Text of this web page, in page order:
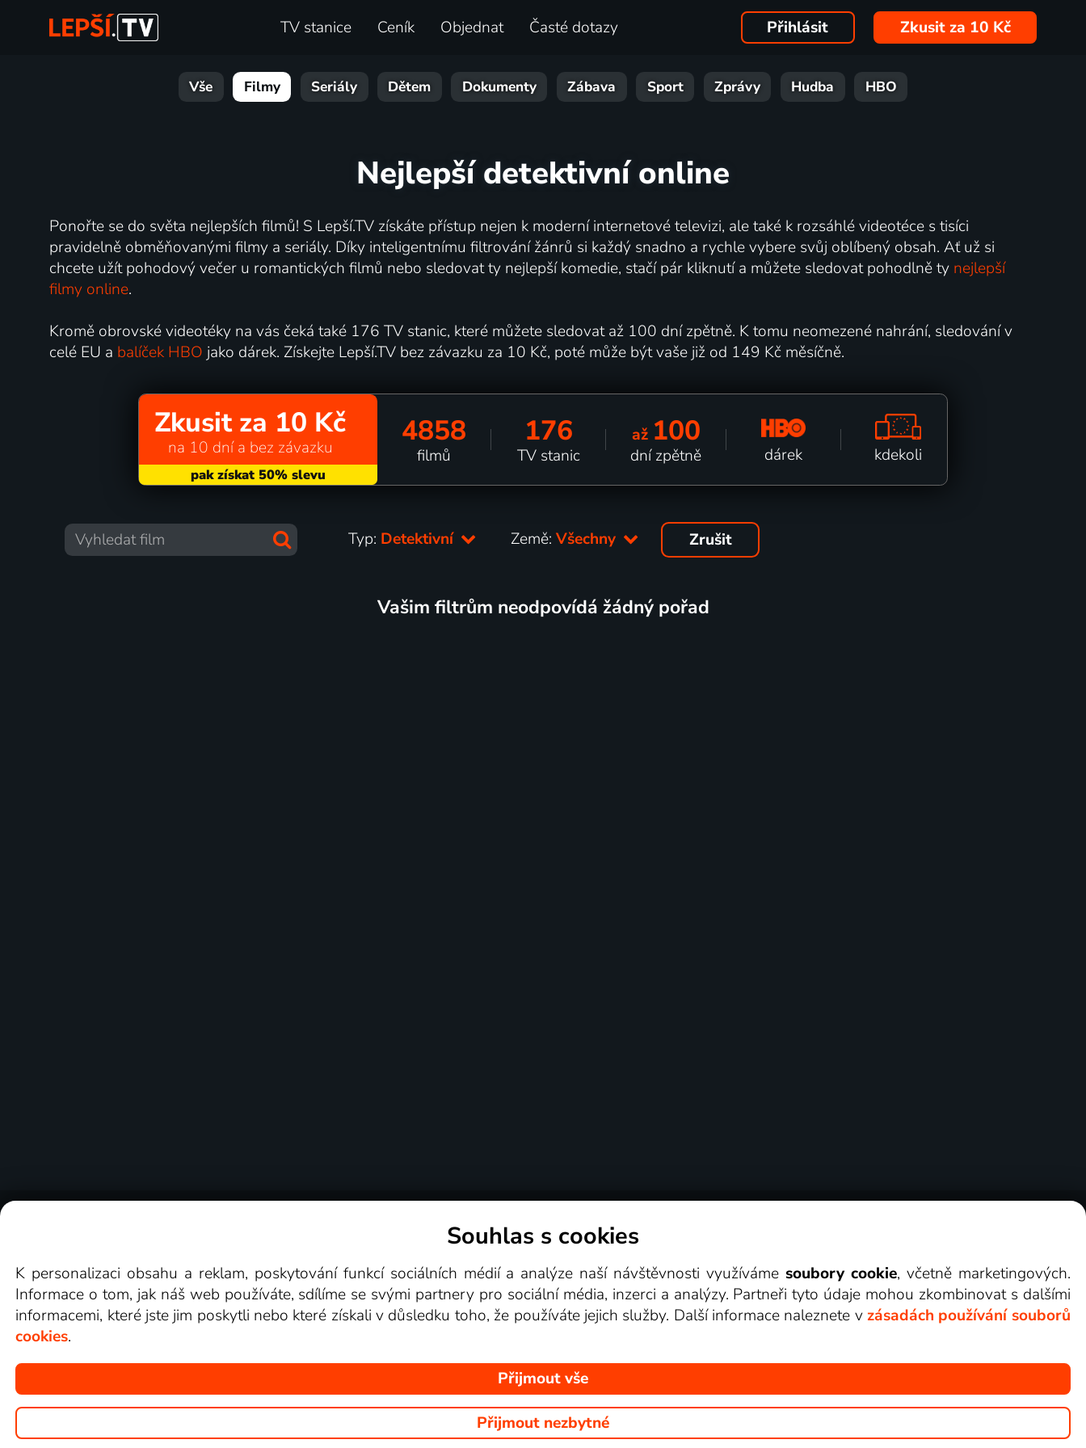
TV stanice Ceník Objednat Časté dotazy Přihlásit Zkusit za 10 Kč
Vše Filmy Seriály Dětem Dokumenty Zábava Sport Zprávy Hudba HBO
Nejlepší detektivní online
Ponořte se do světa nejlepších filmů! S Lepší.TV získáte přístup nejen k moderní internetové televizi, ale také k rozsáhlé videotéce s tisíci
pravidelně obměňovanými filmy a seriály. Díky inteligentnímu filtrování žánrů si každý snadno a rychle vybere svůj oblíbený obsah. Ať už si
chcete užít pohodový večer u romantických filmů nebo sledovat ty nejlepší komedie, stačí pár kliknutí a můžete sledovat pohodlně ty nejlepší
filmy online.
Kromě obrovské videotéky na vás čeká také 176 TV stanic, které můžete sledovat až 100 dní zpětně. K tomu neomezené nahrání, sledování v
celé EU a balíček HBO jako dárek. Získejte Lepší.TV bez závazku za 10 Kč, poté může být vaše již od 149 Kč měsíčně.
Zkusit za 10 Kč
na 10 dní a bez závazku 4858
filmů
176
TV stanic
až 100
dní zpětně dárek kdekoli
Typ: Detektivní Země:Všechny Zrušit
Vašim filtrům neodpovídá žádný pořad
Videotéka
Souhlas s cookies
K personalizaci obsahu a reklam, poskytování funkcí sociálních médií a analýze naší návštěvnosti využívámesoubory cookie, včetně marketingových.
Informace o tom, jak náš web používáte, sdílíme se svými partnery pro sociální média, inzerci a analýzy. Partneři tyto údaje mohou zkombinovat s dalšími
informacemi, které jste jim poskytli nebo které získali v důsledku toho, že používáte jejich služby. Další informace naleznete v zásadách používání souborů
cookies.
Přijmout vše
Přijmout nezbytné